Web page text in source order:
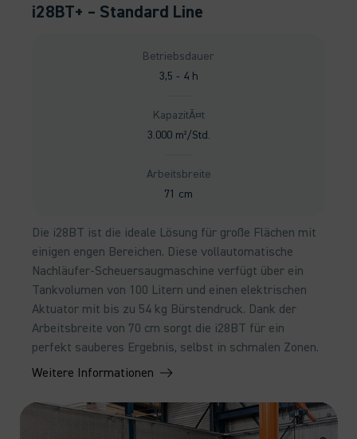
i28BT+ – Standard Line
Betriebsdauer
3,5 - 4 h
KapazitÃ¤t
3.000 m²/Std.
Arbeitsbreite
71 cm
Die i28BT ist die ideale Lösung für große Flächen mit
einigen engen Bereichen. Diese vollautomatische
Nachläufer-Scheuersaugmaschine verfügt über ein
Tankvolumen von 100 Litern und einen elektrischen
Aktuator mit bis zu 54 kg Bürstendruck. Dank der
Arbeitsbreite von 70 cm sorgt die i28BT für ein
perfekt sauberes Ergebnis, selbst in schmalen Zonen.
Weitere Informationen